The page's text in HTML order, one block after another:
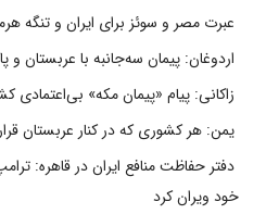
عبرت مصر و سوئز برای ایران و تنگه
اردوغان: پیمان سه‌جانبه با
زاکانی: پیام «پیمان مکه»
یمن: هر کشوری که در کنار عربستان
دفتر حفاظت منافع ایران در قاهره:
خود ویران کرد